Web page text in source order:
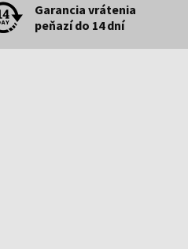
Garancia vrátenia
peňazí do 14 dní